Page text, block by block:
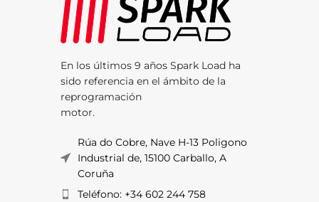
En los últimos 9 años Spark Load ha
sido referencia en el ámbito de la
reprogramación
motor.
Rúa do Cobre, Nave H-13 Poligono
Industrial de, 15100 Carballo, A
Coruña
Teléfono: +34 602 244 758